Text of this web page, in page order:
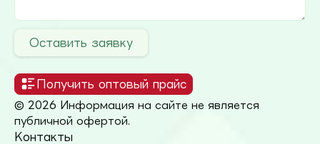
Оставить заявку
Получить оптовый прайс
© 2026 Информация на сайте не является
публичной офертой.
Контакты